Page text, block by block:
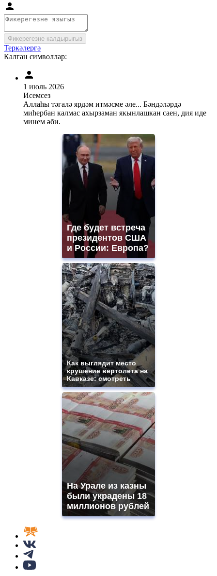
Фикерегезне калдырыгыз
Теркәлергә
Калган символлар:
1 июль 2026
Исемсез
Аллаһы тәгалә ярдәм итмәсме әле... Бәндәләрдә
миһербан калмас ахырзаман якынлашкан саен, дия иде
минем әби.
Где будет встреча
президентов США
и России: Европа?
Как выглядит место
крушение вертолета на
Кавказе: смотреть
На Урале из казны
были украдены 18
миллионов рублей